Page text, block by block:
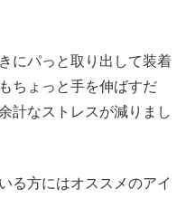
にパっと取り出して装着
ちょっと手を伸ばすだ
計なストレスが減りまし
る方にはオススメのアイ